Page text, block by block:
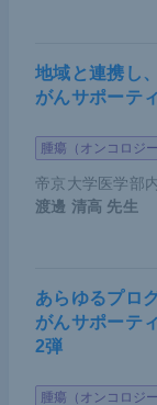
同様に、ペム
験は、食道が
C）患者も対
～3割含まれて
パクリタキセ
カンが用いら
の優越性が検
D-L1のCPS（
地域と連携し
がんサポーテ
腫瘍（オンコロジ
帝京大学医学部
渡邊 清高 先生
あらゆるプロ
がんサポーテ
2弾
腫瘍（オンコロジ